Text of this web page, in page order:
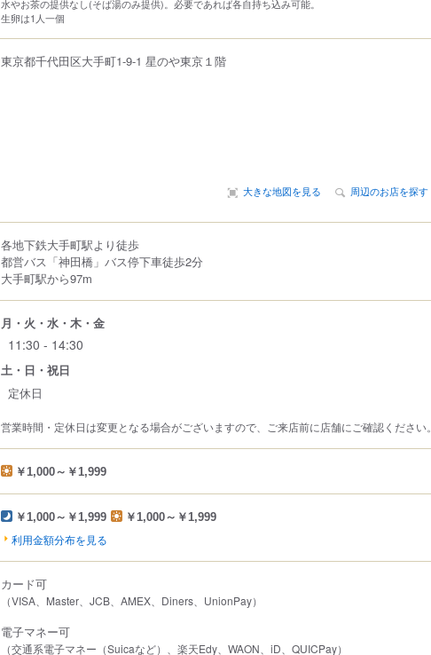
水やお茶の提供なし(そば湯のみ提供)。必要であれば各自持ち込み可能。
生卵は1人一個
東京都千代田区大手町1-9-1 星のや東京１階
大きな地図を見る 周辺のお店を探す
各地下鉄大手町駅より徒歩
都営バス「神田橋」バス停下車徒歩2分
大手町駅から97m
月・火・水・木・金
11:30 - 14:30
土・日・祝日
定休日
営業時間・定休日は変更となる場合がございますので、ご来店前に店舗にご確認ください。
￥1,000～￥1,999
￥1,000～￥1,999 ￥1,000～￥1,999
利用金額分布を見る
カード可
（VISA、Master、JCB、AMEX、Diners、UnionPay）
電子マネー可
（交通系電子マネー（Suicaなど）、楽天Edy、WAON、iD、QUICPay）